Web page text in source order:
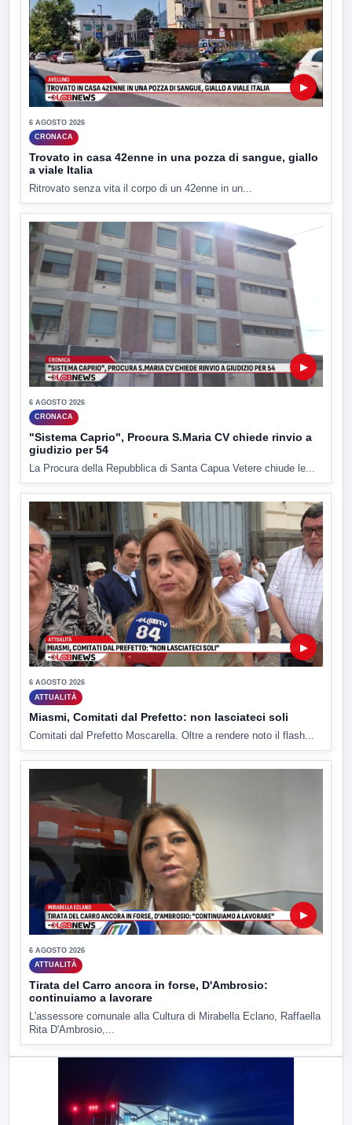
▶
6 AGOSTO 2026
CRONACA
Trovato in casa 42enne in una pozza di sangue, giallo
a viale Italia
Ritrovato senza vita il corpo di un 42enne in un...
▶
6 AGOSTO 2026
CRONACA
"Sistema Caprio", Procura S.Maria CV chiede rinvio a
giudizio per 54
La Procura della Repubblica di Santa Capua Vetere chiude le...
▶
6 AGOSTO 2026
ATTUALITÀ
Miasmi, Comitati dal Prefetto: non lasciateci soli
Comitati dal Prefetto Moscarella. Oltre a rendere noto il flash...
▶
6 AGOSTO 2026
ATTUALITÀ
Tirata del Carro ancora in forse, D'Ambrosio:
continuiamo a lavorare
L'assessore comunale alla Cultura di Mirabella Eclano, Raffaella
Rita D'Ambrosio,...